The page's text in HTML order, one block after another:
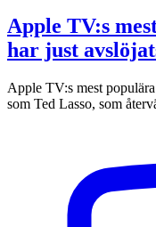
Apple TV:s
har just
Apple TV:s mest
som Ted Lasso, som